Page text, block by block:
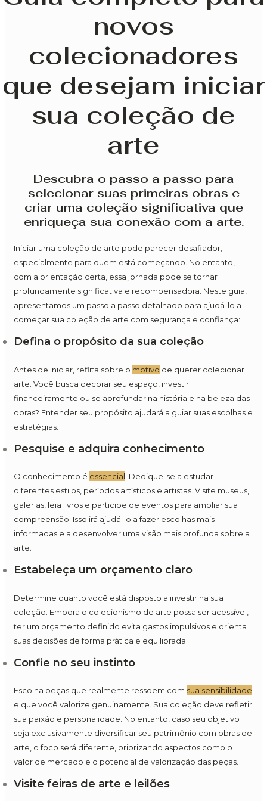
novos
colecionadores
que desejam iniciar
sua coleção de
arte
Descubra o passo a passo para
selecionar suas primeiras obras e
criar uma coleção significativa que
enriqueça sua conexão com a arte.
Iniciar uma coleção de arte pode parecer desafiador,
especialmente para quem está começando. No entanto,
com a orientação certa, essa jornada pode se tornar
profundamente significativa e recompensadora. Neste guia,
apresentamos um passo a passo detalhado para ajudá-lo a
começar sua coleção de arte com segurança e confiança:
Defina o propósito da sua coleção
Antes de iniciar, reflita sobre o motivo de querer colecionar
arte. Você busca decorar seu espaço, investir
financeiramente ou se aprofundar na história e na beleza das
obras? Entender seu propósito ajudará a guiar suas escolhas e
estratégias.
Pesquise e adquira conhecimento
O conhecimento é essencial. Dedique-se a estudar
diferentes estilos, períodos artísticos e artistas. Visite museus,
galerias, leia livros e participe de eventos para ampliar sua
compreensão. Isso irá ajudá-lo a fazer escolhas mais
informadas e a desenvolver uma visão mais profunda sobre a
arte.
Estabeleça um orçamento claro
Determine quanto você está disposto a investir na sua
coleção. Embora o colecionismo de arte possa ser acessível,
ter um orçamento definido evita gastos impulsivos e orienta
suas decisões de forma prática e equilibrada.
Confie no seu instinto
Escolha peças que realmente ressoem com sua sensibilidade
e que você valorize genuinamente. Sua coleção deve refletir
sua paixão e personalidade. No entanto, caso seu objetivo
seja exclusivamente diversificar seu patrimônio com obras de
arte, o foco será diferente, priorizando aspectos como o
valor de mercado e o potencial de valorização das peças.
Visite feiras de arte e leilões